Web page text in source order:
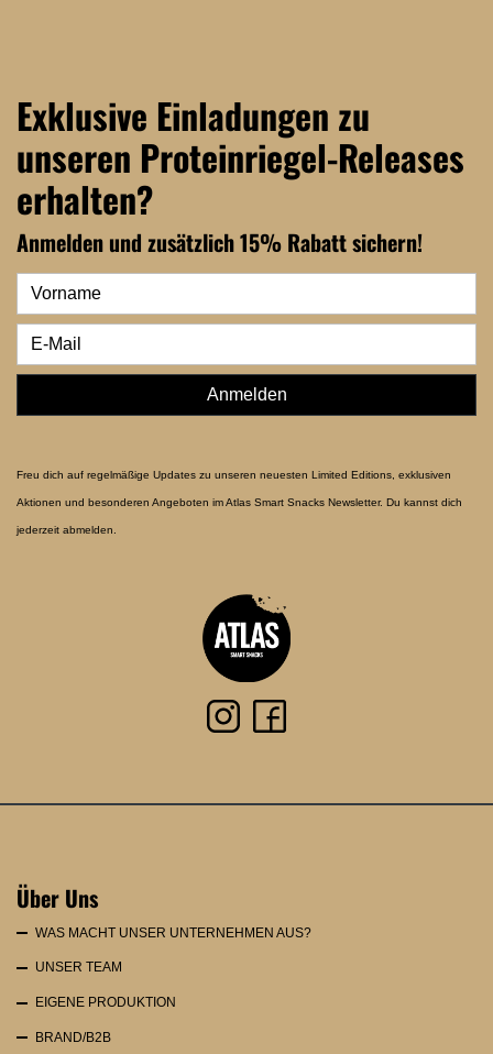
Exklusive Einladungen zu
unseren Proteinriegel-Releases
erhalten?
Anmelden und zusätzlich 15% Rabatt sichern!
Anmelden
Freu dich auf regelmäßige Updates zu unseren neuesten Limited Editions, exklusiven
Aktionen und besonderen Angeboten im Atlas Smart Snacks Newsletter. Du kannst dich
jederzeit abmelden.
Über Uns
WAS MACHT UNSER UNTERNEHMEN AUS?
UNSER TEAM
EIGENE PRODUKTION
BRAND/B2B